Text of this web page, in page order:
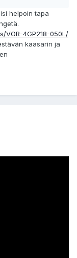
helpoin tapa
VOR-4GP218-050L/
kaasarin ja